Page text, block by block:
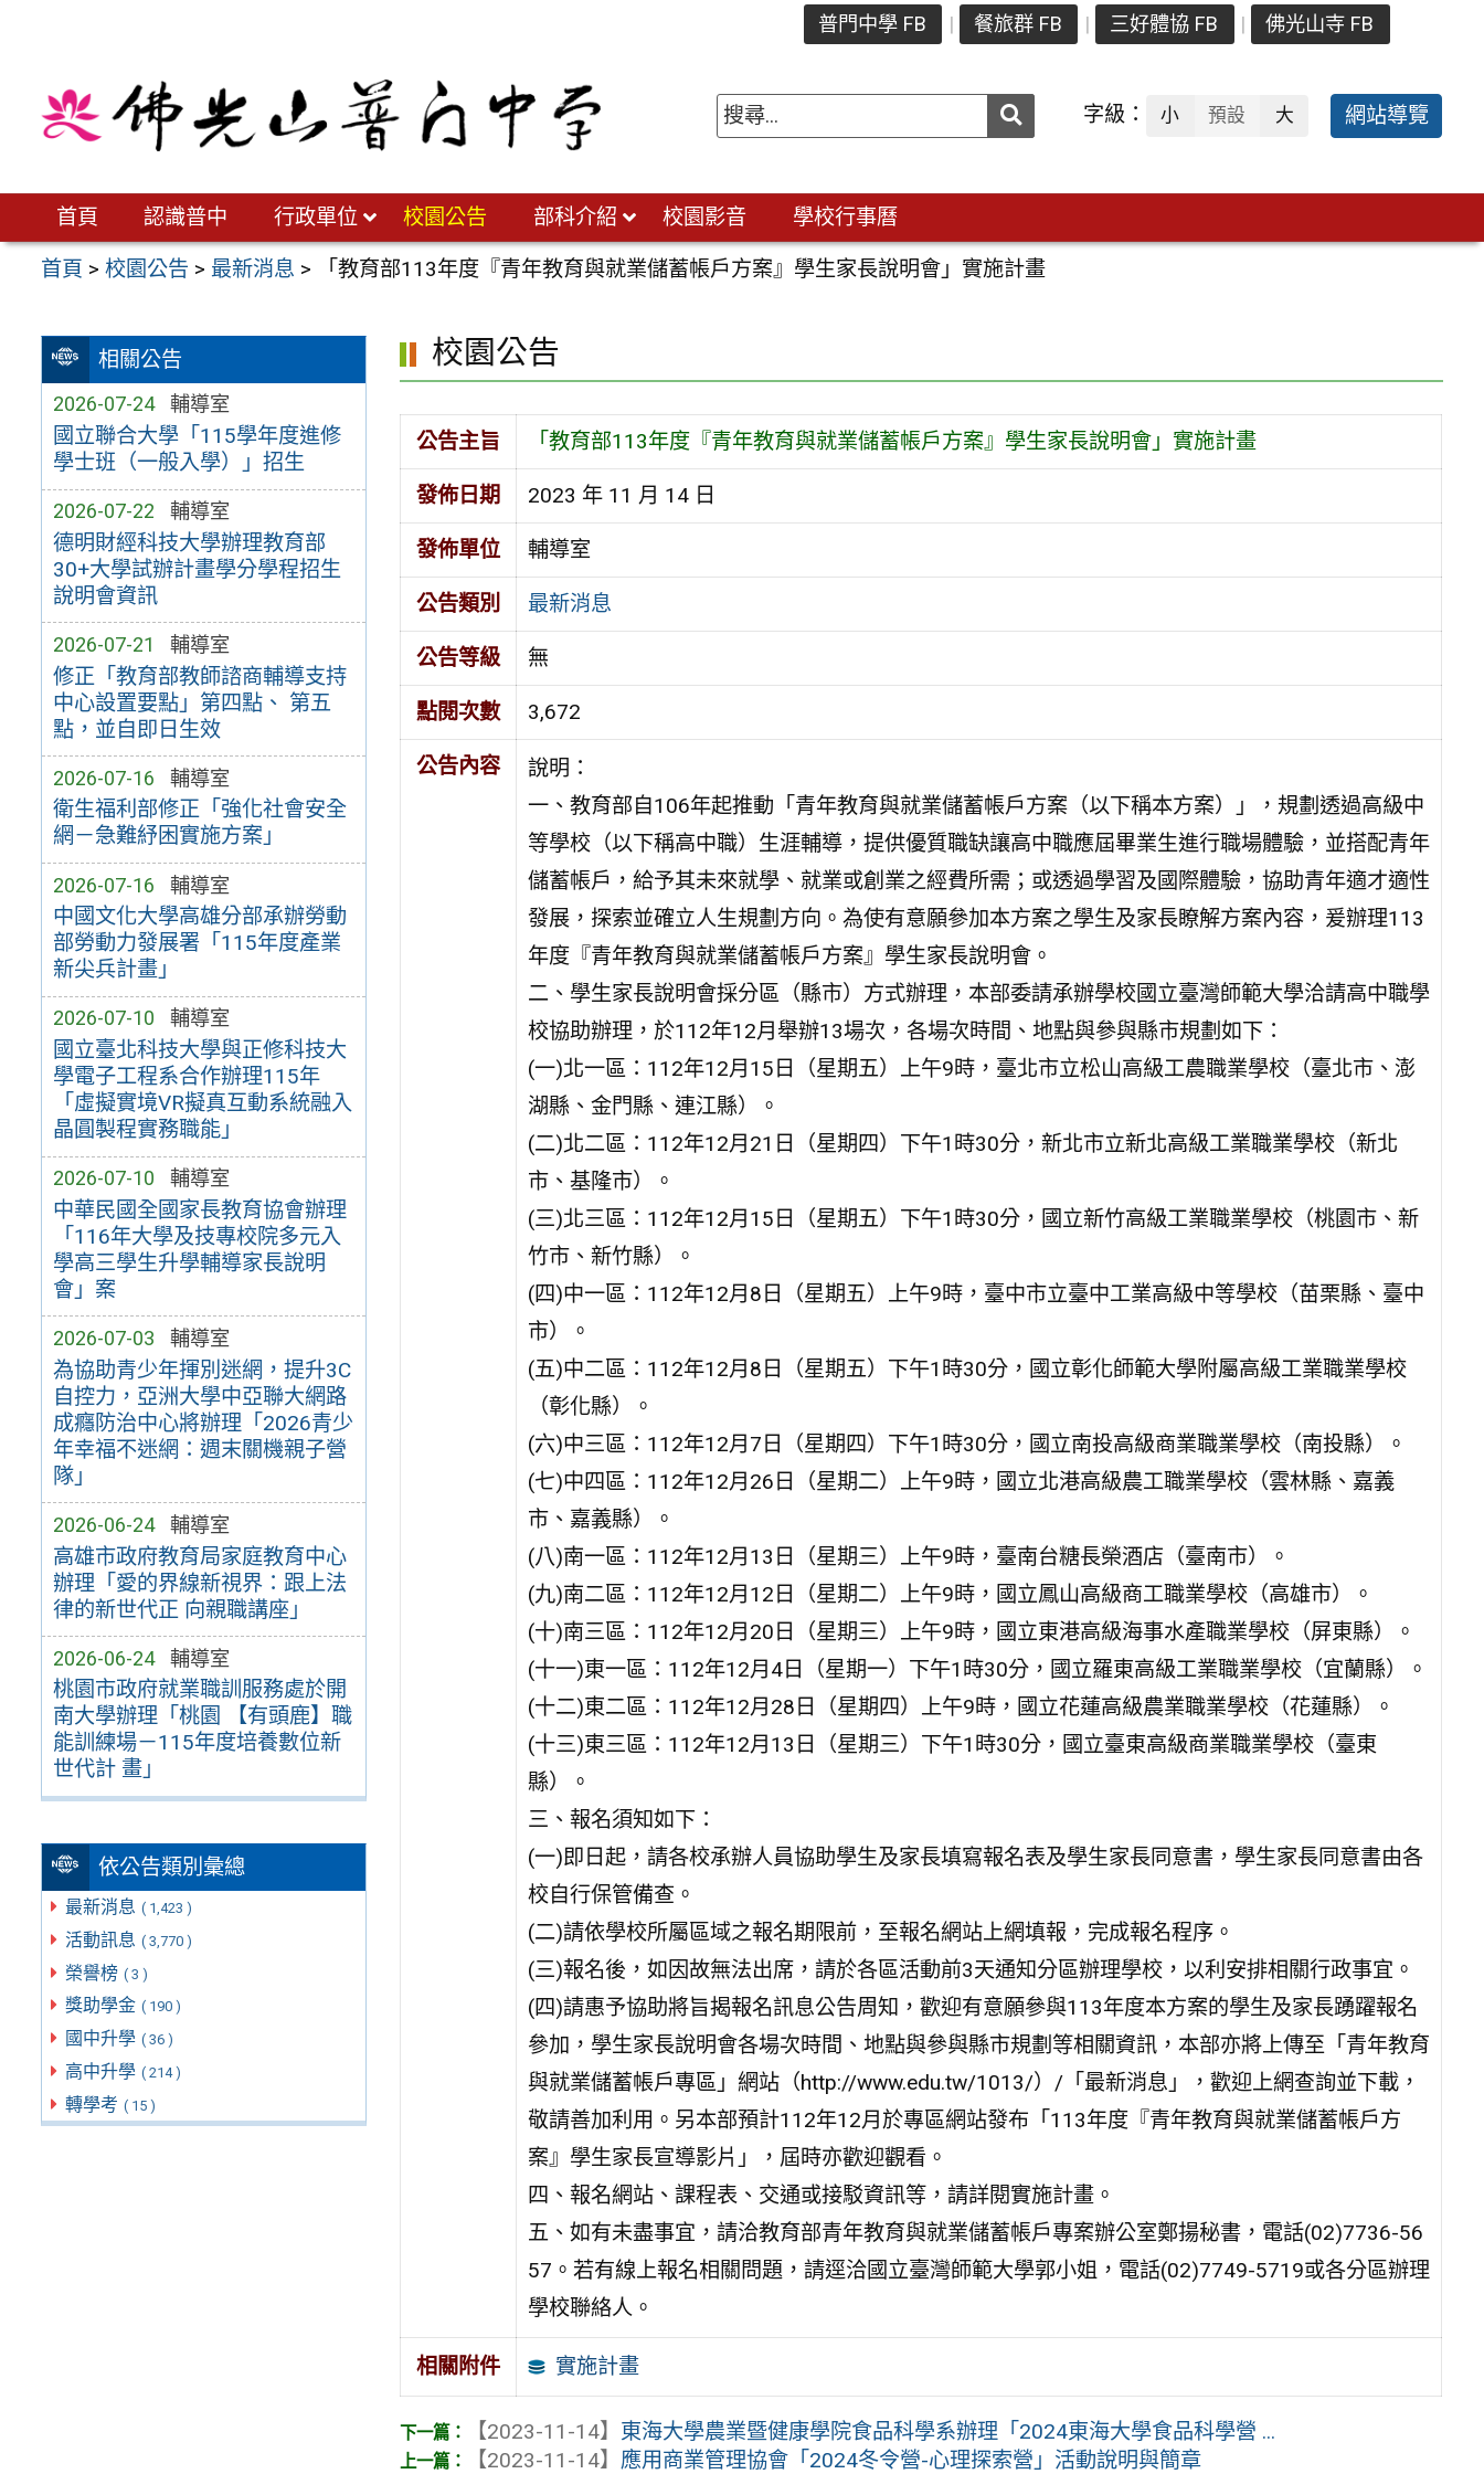
普門中學 FB 餐旅群 FB 三好體協 FB 佛光山寺 FB
送出 字級： 小 預設 大 網站導覽
首頁 認識普中 行政單位 校園公告 部科介紹 校園影音 學校行事曆
首頁 >校園公告 > 最新消息 > 「教育部113年度『青年教育與就業儲蓄帳戶方案』學生家長說明會」實施計畫
相關公告
2026-07-24 輔導室
國立聯合大學「115學年度進修
學士班（一般入學）」招生
2026-07-22 輔導室
德明財經科技大學辦理教育部
30+大學試辦計畫學分學程招生
說明會資訊
2026-07-21 輔導室
修正「教育部教師諮商輔導支持
中心設置要點」第四點、 第五
點，並自即日生效
2026-07-16 輔導室
衛生福利部修正「強化社會安全
網－急難紓困實施方案」
2026-07-16 輔導室
中國文化大學高雄分部承辦勞動
部勞動力發展署「115年度產業
新尖兵計畫」
2026-07-10 輔導室
國立臺北科技大學與正修科技大
學電子工程系合作辦理115年
「虛擬實境VR擬真互動系統融入
晶圓製程實務職能」
2026-07-10 輔導室
中華民國全國家長教育協會辦理
「116年大學及技專校院多元入
學高三學生升學輔導家長說明
會」案
2026-07-03 輔導室
為協助青少年揮別迷網，提升3C
自控力，亞洲大學中亞聯大網路
成癮防治中心將辦理「2026青少
年幸福不迷網：週末關機親子營
隊」
2026-06-24 輔導室
高雄市政府教育局家庭教育中心
辦理「愛的界線新視界：跟上法
律的新世代正 向親職講座」
2026-06-24 輔導室
桃園市政府就業職訓服務處於開
南大學辦理「桃園 【有頭鹿】職
能訓練場－115年度培養數位新
世代計 畫」
依公告類別彙總
最新消息 ( 1,423 )
活動訊息 ( 3,770 )
榮譽榜 ( 3 )
獎助學金 ( 190 )
國中升學 ( 36 )
高中升學 ( 214 )
轉學考 ( 15 )
校園公告
公告主旨 「教育部113年度『青年教育與就業儲蓄帳戶方案』學生家長說明會」實施計畫
發佈日期 2023 年 11 月 14 日
發佈單位 輔導室
公告類別 最新消息
公告等級 無
點閱次數 3,672
公告內容
說明：
一、教育部自106年起推動「青年教育與就業儲蓄帳戶方案（以下稱本方案）」，規劃透過高級中
等學校（以下稱高中職）生涯輔導，提供優質職缺讓高中職應屆畢業生進行職場體驗，並搭配青年
儲蓄帳戶，給予其未來就學、就業或創業之經費所需；或透過學習及國際體驗，協助青年適才適性
發展，探索並確立人生規劃方向。為使有意願參加本方案之學生及家長瞭解方案內容，爰辦理113
年度『青年教育與就業儲蓄帳戶方案』學生家長說明會。
二、學生家長說明會採分區（縣市）方式辦理，本部委請承辦學校國立臺灣師範大學洽請高中職學
校協助辦理，於112年12月舉辦13場次，各場次時間、地點與參與縣市規劃如下：
(一)北一區：112年12月15日（星期五）上午9時，臺北市立松山高級工農職業學校（臺北市、澎
湖縣、金門縣、連江縣）。
(二)北二區：112年12月21日（星期四）下午1時30分，新北市立新北高級工業職業學校（新北
市、基隆市）。
(三)北三區：112年12月15日（星期五）下午1時30分，國立新竹高級工業職業學校（桃園市、新
竹市、新竹縣）。
(四)中一區：112年12月8日（星期五）上午9時，臺中市立臺中工業高級中等學校（苗栗縣、臺中
市）。
(五)中二區：112年12月8日（星期五）下午1時30分，國立彰化師範大學附屬高級工業職業學校
（彰化縣）。
(六)中三區：112年12月7日（星期四）下午1時30分，國立南投高級商業職業學校（南投縣）。
(七)中四區：112年12月26日（星期二）上午9時，國立北港高級農工職業學校（雲林縣、嘉義
市、嘉義縣）。
(八)南一區：112年12月13日（星期三）上午9時，臺南台糖長榮酒店（臺南市）。
(九)南二區：112年12月12日（星期二）上午9時，國立鳳山高級商工職業學校（高雄市）。
(十)南三區：112年12月20日（星期三）上午9時，國立東港高級海事水產職業學校（屏東縣）。
(十一)東一區：112年12月4日（星期一）下午1時30分，國立羅東高級工業職業學校（宜蘭縣）。
(十二)東二區：112年12月28日（星期四）上午9時，國立花蓮高級農業職業學校（花蓮縣）。
(十三)東三區：112年12月13日（星期三）下午1時30分，國立臺東高級商業職業學校（臺東
縣）。
三、報名須知如下：
(一)即日起，請各校承辦人員協助學生及家長填寫報名表及學生家長同意書，學生家長同意書由各
校自行保管備查。
(二)請依學校所屬區域之報名期限前，至報名網站上網填報，完成報名程序。
(三)報名後，如因故無法出席，請於各區活動前3天通知分區辦理學校，以利安排相關行政事宜。
(四)請惠予協助將旨揭報名訊息公告周知，歡迎有意願參與113年度本方案的學生及家長踴躍報名
參加，學生家長說明會各場次時間、地點與參與縣市規劃等相關資訊，本部亦將上傳至「青年教育
與就業儲蓄帳戶專區」網站（http://www.edu.tw/1013/）/「最新消息」，歡迎上網查詢並下載，
敬請善加利用。另本部預計112年12月於專區網站發布「113年度『青年教育與就業儲蓄帳戶方
案』學生家長宣導影片」，屆時亦歡迎觀看。
四、報名網站、課程表、交通或接駁資訊等，請詳閱實施計畫。
五、如有未盡事宜，請洽教育部青年教育與就業儲蓄帳戶專案辦公室鄭揚秘書，電話(02)7736-56
57。若有線上報名相關問題，請逕洽國立臺灣師範大學郭小姐，電話(02)7749-5719或各分區辦理
學校聯絡人。
相關附件 實施計畫
【2023-11-14】 東海大學農業暨健康學院食品科學系辦理「2024東海大學食品科學營 ...
【2023-11-14】 應用商業管理協會「2024冬令營-心理探索營」活動說明與簡章